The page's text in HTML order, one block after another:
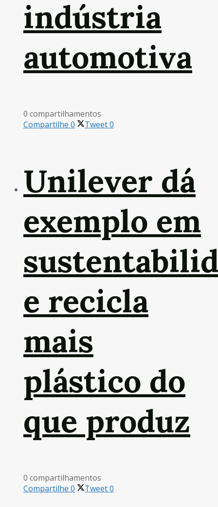
indústria
automotiva
0 compartilhamentos
Compartilhe 0 Tweet0
Unilever dá
exemplo em
e recicla
mais
plástico do
que produz
0 compartilhamentos
Compartilhe 0 Tweet0